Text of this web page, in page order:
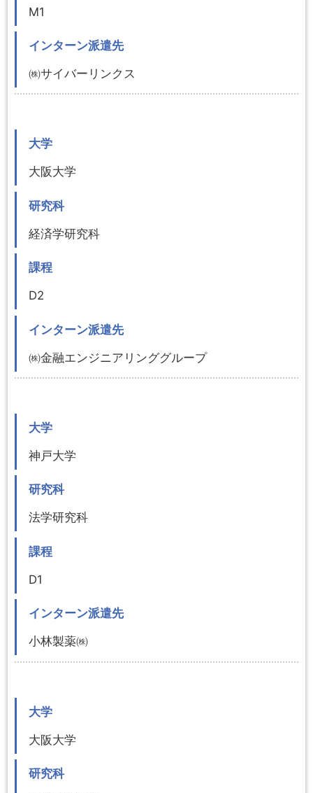
M1
インターン派遣先
㈱サイバーリンクス
大学
大阪大学
研究科
経済学研究科
課程
D2
インターン派遣先
㈱金融エンジニアリンググループ
大学
神戸大学
研究科
法学研究科
課程
D1
インターン派遣先
小林製薬㈱
大学
大阪大学
研究科